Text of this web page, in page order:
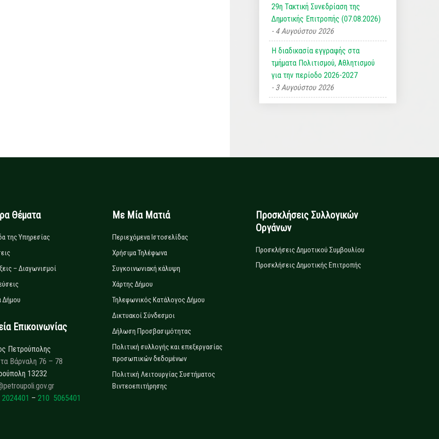
29η Τακτική Συνεδρίαση της
Δημοτικής Επιτροπής (07.08.2026)
4 Αυγούστου 2026
Η διαδικασία εγγραφής στα
τμήματα Πολιτισμού, Αθλητισμού
για την περίοδο 2026-2027
3 Αυγούστου 2026
Θέματα
της Υπηρεσίας
– Διαγωνισμοί
Δήμου
Επικοινωνίας
Πετρούπολης
Βάρναλη 76 – 78
13232
– 210 5065401
Με Μία Ματιά
Περιεχόμενα Ιστοσελίδας
Χρήσιμα Τηλέφωνα
Συγκοινωνιακή κάλυψη
Χάρτης Δήμου
Τηλεφωνικός Κατάλογος Δήμου
Δικτυακοί Σύνδεσμοι
Δήλωση Προσβασιμότητας
Πολιτική συλλογής και επεξεργασίας
προσωπικών δεδομένων
Πολιτική Λειτουργίας Συστήματος
Βιντεοεπιτήρησης
Προσκλήσεις Συλλογικών
Οργάνων
Προσκλήσεις Δημοτικού Συμβουλίου
Προσκλήσεις Δημοτικής Επιτροπής